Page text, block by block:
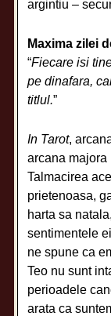
argintiu –
Maxima zilei
“Fiecare isi
pe dinafara,
titlul.”
In Tarot,
arcana majora
Talmacirea
prietenoasa,
harta sa
sentimentele
ne spune ca
Teo nu sunt
perioadele
arata ca